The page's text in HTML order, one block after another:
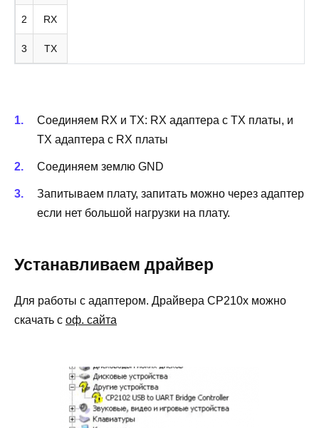
2 RX
3 TX
Соединяем RX и TX: RX адаптера с TX платы, и
ТХ адаптера с RX платы
Соединяем землю GND
Запитываем плату, запитать можно через адаптер
если нет большой нагрузки на плату.
Устанавливаем драйвер
Для работы с адаптером. Драйвера CP210x можно
скачать с оф. сайта